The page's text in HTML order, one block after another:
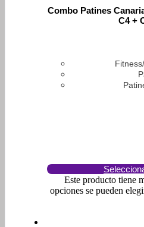
Combo Patines
C4 +
Este producto tiene
opciones se pueden